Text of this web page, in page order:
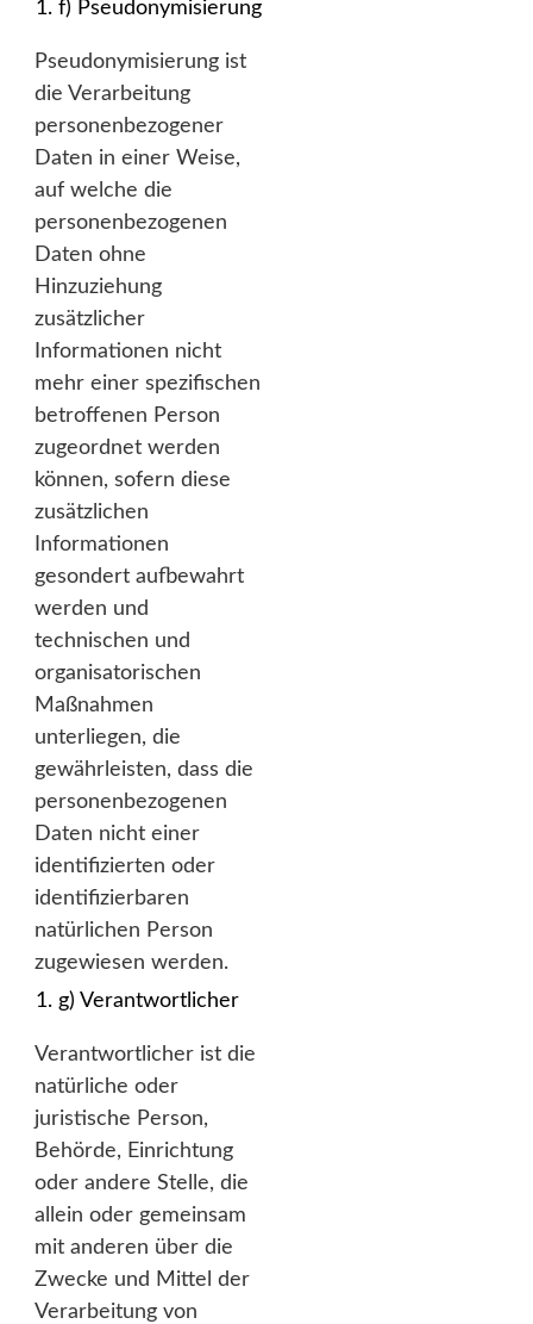
f) Pseudonymisierung
Pseudonymisierung ist
die Verarbeitung
personenbezogener
Daten in einer Weise,
auf welche die
personenbezogenen
Daten ohne
Hinzuziehung
zusätzlicher
Informationen nicht
mehr einer spezifischen
betroffenen Person
zugeordnet werden
können, sofern diese
zusätzlichen
Informationen
gesondert aufbewahrt
werden und
technischen und
organisatorischen
Maßnahmen
unterliegen, die
gewährleisten, dass die
personenbezogenen
Daten nicht einer
identifizierten oder
identifizierbaren
natürlichen Person
zugewiesen werden.
g) Verantwortlicher
Verantwortlicher ist die
natürliche oder
juristische Person,
Behörde, Einrichtung
oder andere Stelle, die
allein oder gemeinsam
mit anderen über die
Zwecke und Mittel der
Verarbeitung von